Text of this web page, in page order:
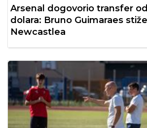
Arsenal dogovorio transfer
dolara: Bruno Guimaraes
Newcastlea